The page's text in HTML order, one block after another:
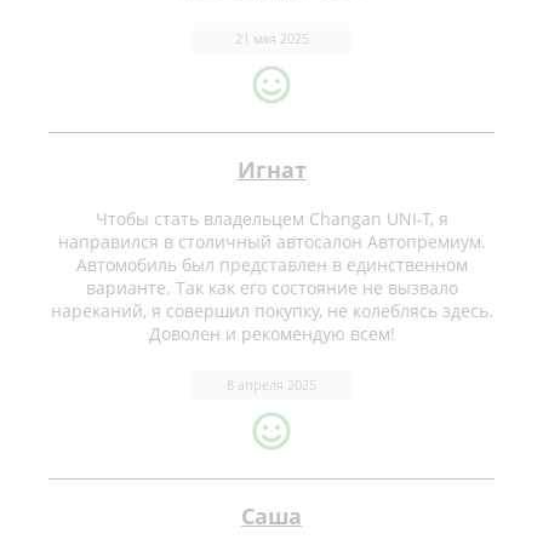
21 мая 2025
Игнат
Чтобы стать владельцем Changan UNI-T, я
направился в столичный автосалон Автопремиум.
Автомобиль был представлен в единственном
варианте. Так как его состояние не вызвало
нареканий, я совершил покупку, не колеблясь здесь.
Доволен и рекомендую всем!
8 апреля 2025
Саша